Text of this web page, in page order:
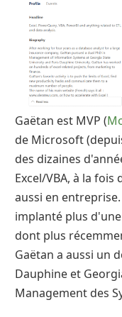
Gaëtan est MVP (
de Microsoft
des dizaines
Excel/VBA, à la
aussi en
implanté plus
dont plus
Gaëtan a aussi un
Dauphine et
Management des